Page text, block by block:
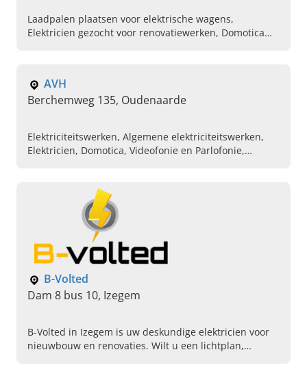
Laadpalen plaatsen voor elektrische wagens,
Elektricien gezocht voor renovatiewerken, Domotica
opstellen, Elektricien voor herstellingen, Laadstations
AVH
Berchemweg 135, Oudenaarde
Elektriciteitswerken, Algemene elektriciteitswerken,
Elektricien, Domotica, Videofonie en Parlofonie,
Inbraakbeveiliging
B-Volted
Dam 8 bus 10, Izegem
B-Volted in Izegem is uw deskundige elektricien voor
nieuwbouw en renovaties. Wilt u een lichtplan,